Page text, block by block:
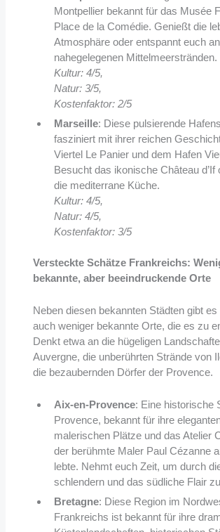
Montpellier bekannt für das Musée
Place de la Comédie. Genießt die
Atmosphäre oder entspannt euch
nahegelegenen Mittelmeerstränden.
Kultur: 4/5,
Natur: 3/5,
Kostenfaktor: 2/5
Marseille: Diese pulsierende
fasziniert mit ihrer reichen
Viertel Le Panier und dem Hafen
Besucht das ikonische Château d’If
die mediterrane Küche.
Kultur: 4/5,
Natur: 4/5,
Kostenfaktor: 3/5
Versteckte Schätze Frankreichs:
bekannte, aber beeindruckende Orte
Neben diesen bekannten Städten gibt
auch weniger bekannte Orte, die es zu
Denkt etwa an die hügeligen
Auvergne, die unberührten Strände von
die bezaubernden Dörfer der Provence.
Aix-en-Provence: Eine historische
Provence, bekannt für ihre
malerischen Plätze und das Atelier
der berühmte Maler Paul Cézanne
lebte. Nehmt euch Zeit, um durch
schlendern und das südliche Flair
Bretagne: Diese Region im
Frankreichs ist bekannt für ihre